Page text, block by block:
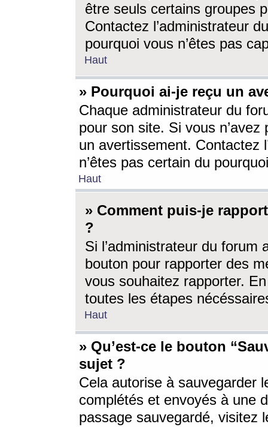
être seuls certains groupes
Contactez l’administrateur
pourquoi vous n’êtes pas
Haut
» Pourquoi ai-je reçu un
Chaque administrateur du
pour son site. Si vous
un avertissement. Contactez
n’êtes pas certain du
Haut
» Comment puis-je
?
Si l’administrateur du forum
bouton pour rapporter des
vous souhaitez rapporter.
toutes les étapes
Haut
» Qu’est-ce le bouton
sujet ?
Cela autorise à sauvegarder
complétés et envoyés à une
passage sauvegardé, visitez